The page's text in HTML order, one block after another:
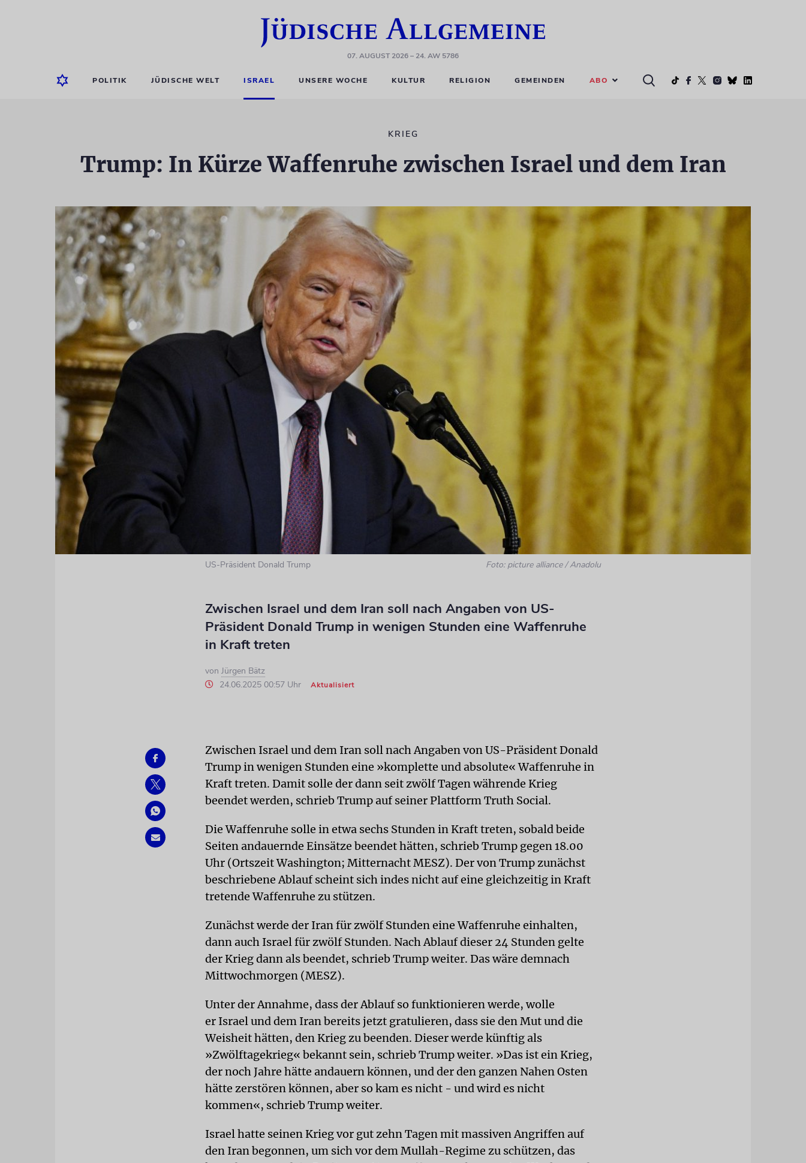
07. AUGUST 2026– 24. AW 5786
POLITIK JÜDISCHE WELT ISRAEL UNSERE WOCHE KULTUR RELIGION GEMEINDEN ABO
KRIEG
Trump: In Kürze Waffenruhe zwischen Israel und dem Iran
US-Präsident Donald Trump Foto: picture alliance / Anadolu
Zwischen Israel und dem Iran soll nach Angaben von US-
Präsident Donald Trump in wenigen Stunden eine Waffenruhe
in Kraft treten
von Jürgen Bätz
24.06.2025 00:57 Uhr
Aktualisiert
Zwischen Israel und dem Iran soll nach Angaben von US-Präsident Donald
Trump in wenigen Stunden eine »komplette und absolute« Waffenruhe in
Kraft treten. Damit solle der dann seit zwölf Tagen währende Krieg
beendet werden, schrieb Trump auf seiner Plattform Truth Social.
Die Waffenruhe solle in etwa sechs Stunden in Kraft treten, sobald beide
Seiten andauernde Einsätze beendet hätten, schrieb Trump gegen 18.00
Uhr (Ortszeit Washington; Mitternacht MESZ). Der von Trump zunächst
beschriebene Ablauf scheint sich indes nicht auf eine gleichzeitig in Kraft
tretende Waffenruhe zu stützen.
Zunächst werde der Iran für zwölf Stunden eine Waffenruhe einhalten,
dann auch Israel für zwölf Stunden. Nach Ablauf dieser 24 Stunden gelte
der Krieg dann als beendet, schrieb Trump weiter. Das wäre demnach
Mittwochmorgen (MESZ).
Unter der Annahme, dass der Ablauf so funktionieren werde, wolle
er Israel und dem Iran bereits jetzt gratulieren, dass sie den Mut und die
Weisheit hätten, den Krieg zu beenden. Dieser werde künftig als
»Zwölftagekrieg« bekannt sein, schrieb Trump weiter. »Das ist ein Krieg,
der noch Jahre hätte andauern können, und der den ganzen Nahen Osten
hätte zerstören können, aber so kam es nicht - und wird es nicht
kommen«, schrieb Trump weiter.
Israel hatte seinen Krieg vor gut zehn Tagen mit massiven Angriffen auf
den Iran begonnen, um sich vor dem Mullah-Regime zu schützen, das